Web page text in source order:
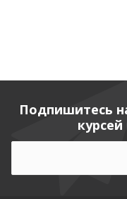
Подпишитесь